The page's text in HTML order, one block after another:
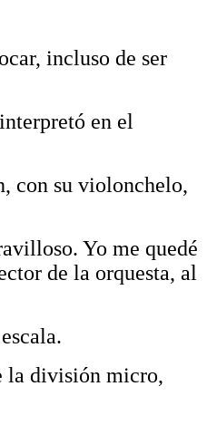
incluso de ser
interpretó en el
con su violonchelo,
Yo me quedé
de la orquesta, al
la división micro,